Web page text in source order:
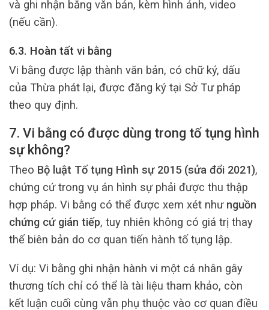
và ghi nhận bằng văn bản, kèm hình ảnh, video
(nếu cần).
6.3. Hoàn tất vi bằng
Vi bằng được lập thành văn bản, có chữ ký, dấu
của Thừa phát lại, được đăng ký tại Sở Tư pháp
theo quy định.
7. Vi bằng có được dùng trong tố tụng hình
sự không?
Theo Bộ luật Tố tụng Hình sự 2015 (sửa đổi 2021),
chứng cứ trong vụ án hình sự phải được thu thập
hợp pháp. Vi bằng có thể được xem xét như nguồn
chứng cứ gián tiếp, tuy nhiên không có giá trị thay
thế biên bản do cơ quan tiến hành tố tụng lập.
Ví dụ: Vi bằng ghi nhận hành vi một cá nhân gây
thương tích chỉ có thể là tài liệu tham khảo, còn
kết luận cuối cùng vẫn phụ thuộc vào cơ quan điều